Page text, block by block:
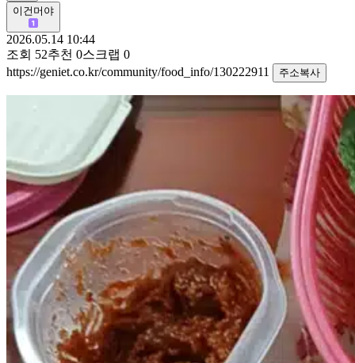
이건머야
2026.05.14 10:44
조회 52추천 0스크랩 0
https://geniet.co.kr/community/food_info/130222911
주소복사